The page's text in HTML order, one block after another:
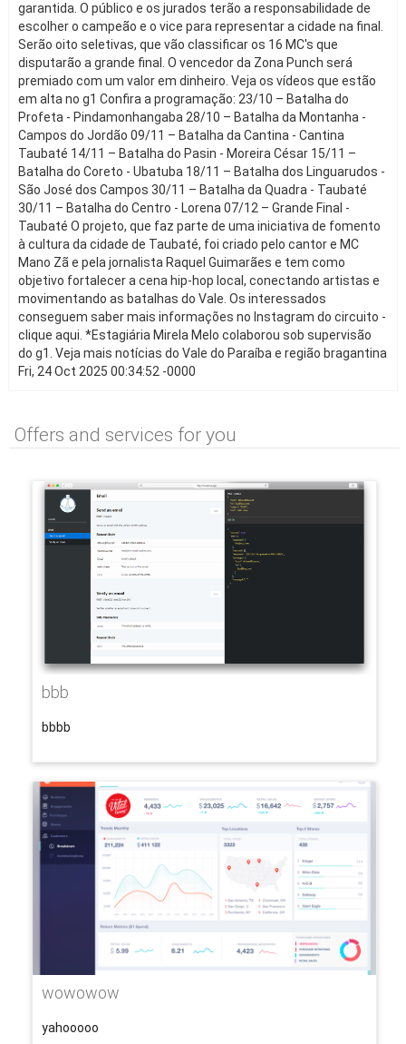
garantida. O público e os jurados terão a responsabilidade de
escolher o campeão e o vice para representar a cidade na final.
Serão oito seletivas, que vão classificar os 16 MC's que
disputarão a grande final. O vencedor da Zona Punch será
premiado com um valor em dinheiro. Veja os vídeos que estão
em alta no g1 Confira a programação: 23/10 – Batalha do
Profeta - Pindamonhangaba 28/10 – Batalha da Montanha -
Campos do Jordão 09/11 – Batalha da Cantina - Cantina
Taubaté 14/11 – Batalha do Pasin - Moreira César 15/11 –
Batalha do Coreto - Ubatuba 18/11 – Batalha dos Linguarudos -
São José dos Campos 30/11 – Batalha da Quadra - Taubaté
30/11 – Batalha do Centro - Lorena 07/12 – Grande Final -
Taubaté O projeto, que faz parte de uma iniciativa de fomento
à cultura da cidade de Taubaté, foi criado pelo cantor e MC
Mano Zã e pela jornalista Raquel Guimarães e tem como
objetivo fortalecer a cena hip-hop local, conectando artistas e
movimentando as batalhas do Vale. Os interessados
conseguem saber mais informações no Instagram do circuito -
clique aqui. *Estagiária Mirela Melo colaborou sob supervisão
do g1. Veja mais notícias do Vale do Paraíba e região bragantina
Fri, 24 Oct 2025 00:34:52 -0000
Offers and services for you
bbb
bbbb
wowowow
yahooooo